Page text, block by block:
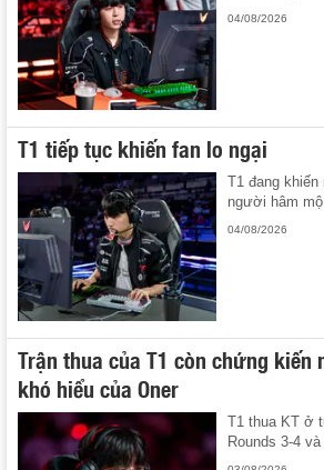
04/08/2026
T1 tiếp tục khiến fan lo ngại
T1 đang khiến
người hâm
04/08/2026
Trận thua của T1 còn chứng
khó hiểu của Oner
T1 thua KT ở
Rounds 3-4